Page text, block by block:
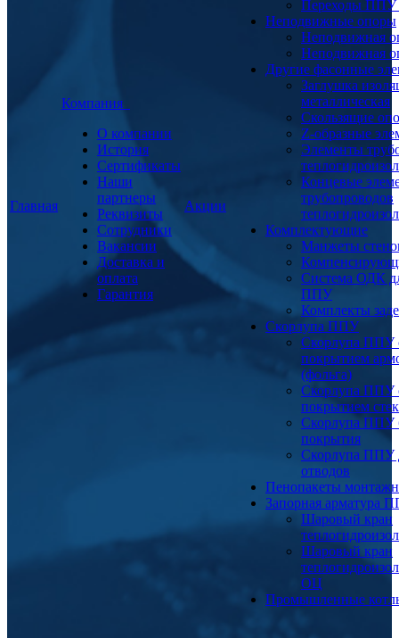
Главная
Компания
О компании
История
Сертификаты
Наши
партнеры
Реквизиты
Сотрудники
Вакансии
Доставка и
оплата
Гарантия
Акции
Переходы
Неподвижные опоры
Неподвижная
Неподвижная
Другие фасонные
Заглушка
металлическая
Скользящие
Z-образные
Элементы
Концевые
трубопроводов
Комплектующие
Манжеты
Система ОДК
ППУ
Комплекты
Скорлупа ППУ
Скорлупа ППУ
покрытием
(фольга)
Скорлупа ППУ
покрытием
Скорлупа ППУ
покрытия
Скорлупа ППУ
отводов
Пенопакеты
Запорная арматура
Шаровый кран
Шаровый кран
ОЦ
Промышленные